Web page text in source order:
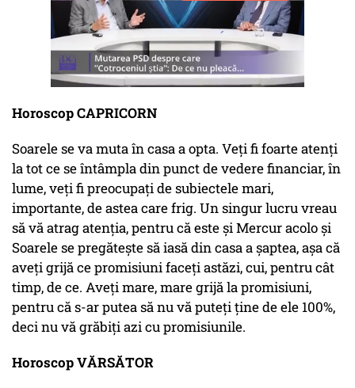
Horoscop CAPRICORN
Soarele se va muta în casa a opta. Veți fi foarte atenți
la tot ce se întâmpla din punct de vedere financiar, în
lume, veți fi preocupați de subiectele mari,
importante, de astea care frig. Un singur lucru vreau
să vă atrag atenția, pentru că este și Mercur acolo și
Soarele se pregătește să iasă din casa a șaptea, așa că
aveți grijă ce promisiuni faceți astăzi, cui, pentru cât
timp, de ce. Aveți mare, mare grijă la promisiuni,
pentru că s-ar putea să nu vă puteți ține de ele 100%,
deci nu vă grăbiți azi cu promisiunile.
Horoscop VĂRSĂTOR